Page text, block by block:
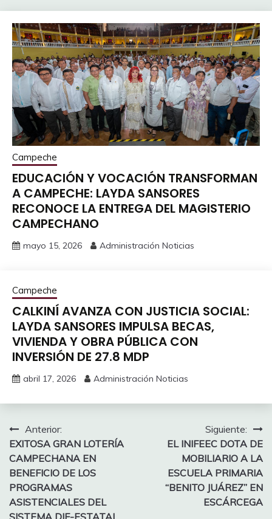
Campeche
EDUCACIÓN Y VOCACIÓN TRANSFORMAN
A CAMPECHE: LAYDA SANSORES
RECONOCE LA ENTREGA DEL MAGISTERIO
CAMPECHANO
mayo 15, 2026 Administración Noticias
Campeche
CALKINÍ AVANZA CON JUSTICIA SOCIAL:
LAYDA SANSORES IMPULSA BECAS,
VIVIENDA Y OBRA PÚBLICA CON
INVERSIÓN DE 27.8 MDP
abril 17, 2026 Administración Noticias
Navegación
de
entradas
Anterior:
EXITOSA GRAN LOTERÍA
CAMPECHANA EN
BENEFICIO DE LOS
PROGRAMAS
ASISTENCIALES DEL
Siguiente:
EL INIFEEC DOTA DE
MOBILIARIO A LA
ESCUELA PRIMARIA
“BENITO JUÁREZ” EN
ESCÁRCEGA